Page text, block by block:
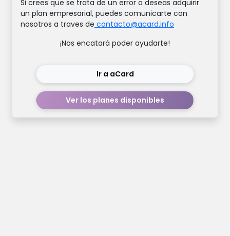
Si crees que se trata de un error o deseas adquirir
un plan empresarial, puedes comunicarte con
nosotros a traves de contacto@acard.info
¡Nos encatará poder ayudarte!
Ir a aCard
Ver los planes disponibles